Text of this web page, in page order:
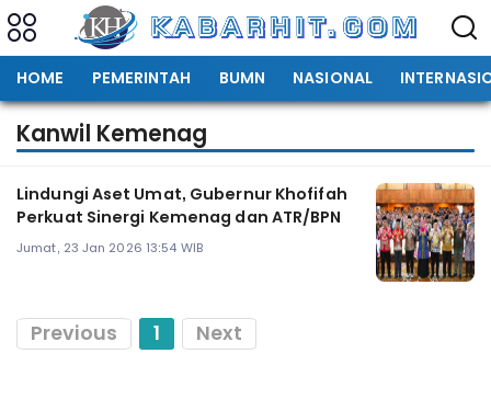
HOME PEMERINTAH BUMN NASIONAL
Kanwil Kemenag
Lindungi Aset Umat, Gubernur Khofifah
Perkuat Sinergi Kemenag dan ATR/BPN
Jumat, 23 Jan 2026 13:54 WIB
Previous 1 Next